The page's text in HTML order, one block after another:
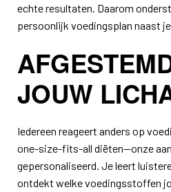
echte resultaten. Daarom
persoonlijk voedingsplan naast
JOUW
Iedereen reageert anders op
one-size-fits-all diëten—onze
gepersonaliseerd. Je leert
ontdekt welke voedingsstoffen